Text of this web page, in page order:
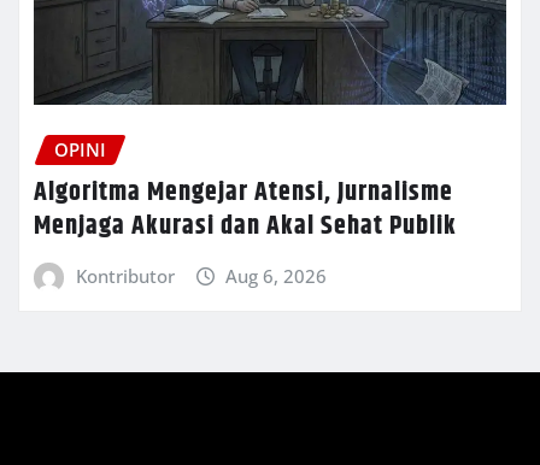
OPINI
Algoritma Mengejar Atensi, Jurnalisme
Menjaga Akurasi dan Akal Sehat Publik
Kontributor Aug 6, 2026